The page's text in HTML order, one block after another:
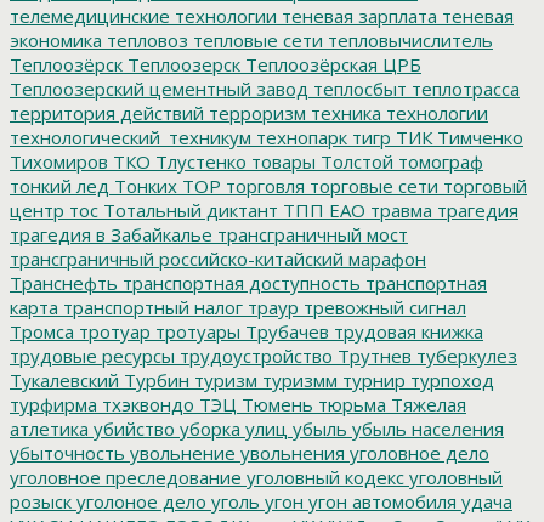
телемедицинские технологии теневая зарплата теневая
экономика тепловоз тепловые сети тепловычислитель
Теплоозёрск Теплоозерск Теплоозёрская ЦРБ
Теплоозерский цементный завод теплосбыт теплотрасса
территория действий терроризм техника технологии
технологический_техникум технопарк тигр ТИК Тимченко
Тихомиров ТКО Тлустенко товары Толстой томограф
тонкий лед Тонких ТОР торговля торговые сети торговый
центр тос Тотальный диктант ТПП ЕАО травма трагедия
трагедия в Забайкалье трансграничный мост
трансграничный российско-китайский марафон
Транснефть транспортная доступность транспортная
карта транспортный налог траур тревожный сигнал
Тромса тротуар тротуары Трубачев трудовая книжка
трудовые ресурсы трудоустройство Трутнев туберкулез
Тукалевский Турбин туризм туризмм турнир турпоход
турфирма тхэквондо ТЭЦ Тюмень тюрьма Тяжелая
атлетика убийство уборка улиц убыль убыль населения
убыточность увольнение увольнения уголовное дело
уголовное преследование уголовный кодекс уголовный
розыск уголоное дело уголь угон угон автомобиля удача